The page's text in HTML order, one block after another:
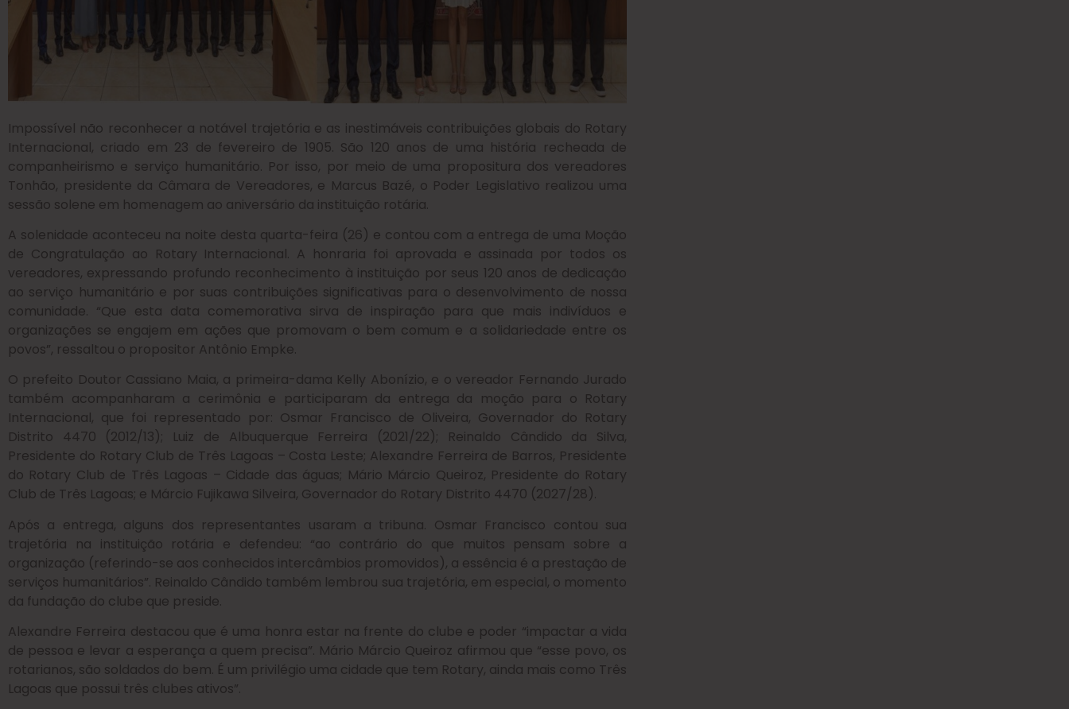
Impossível não reconhecer a notável trajetória e as inestimáveis contribuições globais do Rotary
Internacional, criado em 23 de fevereiro de 1905. São 120 anos de uma história recheada de
companheirismo e serviço humanitário. Por isso, por meio de uma propositura dos vereadores
Tonhão, presidente da Câmara de Vereadores, e Marcus Bazé, o Poder Legislativo realizou uma
sessão solene em homenagem ao aniversário da instituição rotária.
A solenidade aconteceu na noite desta quarta-feira (26) e contou com a entrega de uma Moção
de Congratulação ao Rotary Internacional. A honraria foi aprovada e assinada por todos os
vereadores, expressando profundo reconhecimento à instituição por seus 120 anos de dedicação
ao serviço humanitário e por suas contribuições significativas para o desenvolvimento de nossa
comunidade. “Que esta data comemorativa sirva de inspiração para que mais indivíduos e
organizações se engajem em ações que promovam o bem comum e a solidariedade entre os
povos”, ressaltou o propositor Antônio Empke.
O prefeito Doutor Cassiano Maia, a primeira-dama Kelly Abonízio, e o vereador Fernando Jurado
também acompanharam a cerimônia e participaram da entrega da moção para o Rotary
Internacional, que foi representado por: Osmar Francisco de Oliveira, Governador do Rotary
Distrito 4470 (2012/13); Luiz de Albuquerque Ferreira (2021/22); Reinaldo Cândido da Silva,
Presidente do Rotary Club de Três Lagoas – Costa Leste; Alexandre Ferreira de Barros, Presidente
do Rotary Club de Três Lagoas – Cidade das águas; Mário Márcio Queiroz, Presidente do Rotary
Club de Três Lagoas; e Márcio Fujikawa Silveira, Governador do Rotary Distrito 4470 (2027/28).
Após a entrega, alguns dos representantes usaram a tribuna. Osmar Francisco contou sua
trajetória na instituição rotária e defendeu: “ao contrário do que muitos pensam sobre a
organização (referindo-se aos conhecidos intercâmbios promovidos), a essência é a prestação de
serviços humanitários”. Reinaldo Cândido também lembrou sua trajetória, em especial, o momento
da fundação do clube que preside.
Alexandre Ferreira destacou que é uma honra estar na frente do clube e poder “impactar a vida
de pessoa e levar a esperança a quem precisa”. Mário Márcio Queiroz afirmou que “esse povo, os
rotarianos, são soldados do bem. É um privilégio uma cidade que tem Rotary, ainda mais como Três
Lagoas que possui três clubes ativos”.